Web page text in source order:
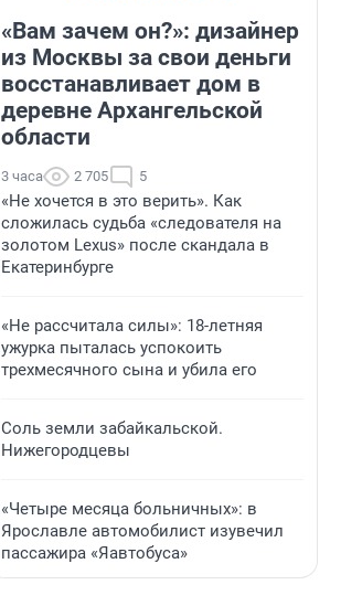
«Вам зачем он?»: дизайнер
из Москвы за свои деньги
восстанавливает дом в
деревне Архангельской
области
3 часа 2 705 5
«Не хочется в это верить». Как
сложилась судьба «следователя на
золотом Lexus» после скандала в
Екатеринбурге
«Не рассчитала силы»: 18-летняя
ужурка пыталась успокоить
трехмесячного сына и убила его
Соль земли забайкальской.
Нижегородцевы
«Четыре месяца больничных»: в
Ярославле автомобилист изувечил
пассажира «Яавтобуса»